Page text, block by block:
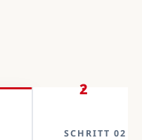
2
SCHRITT 02